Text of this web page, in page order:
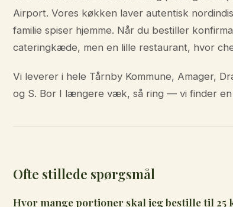
Airport. Vores køkken laver autentisk
familie spiser hjemme. Når du bestiller
cateringkæde, men en lille restaurant, hvor
Vi leverer i hele Tårnby Kommune, Amager,
og S. Bor I længere væk, så ring — vi finder en
Ofte stillede spørgsmål
Hvor mange portioner skal jeg bestille til